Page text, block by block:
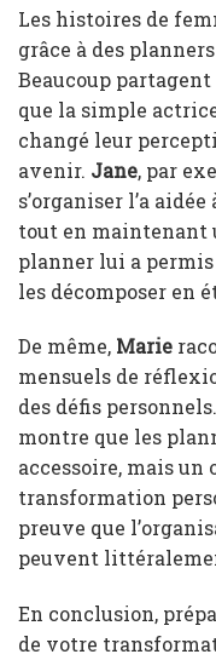
Les histoires de
grâce à des
Beaucoup
que la simple
changé leur
avenir. Jane, par
s’organiser l’a
tout en maintenant
planner lui a
les décomposer en
De même, Marie
mensuels de
des défis
montre que les
accessoire, mais
transformation
preuve que
peuvent
En conclusion,
de votre